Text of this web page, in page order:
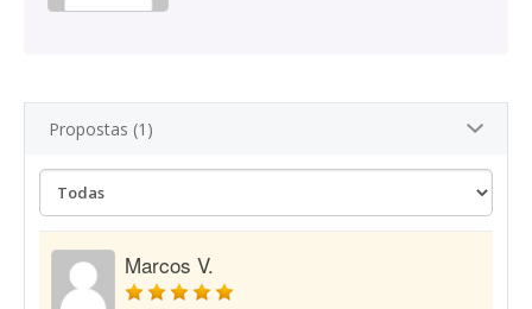
Propostas (1)
Marcos V.